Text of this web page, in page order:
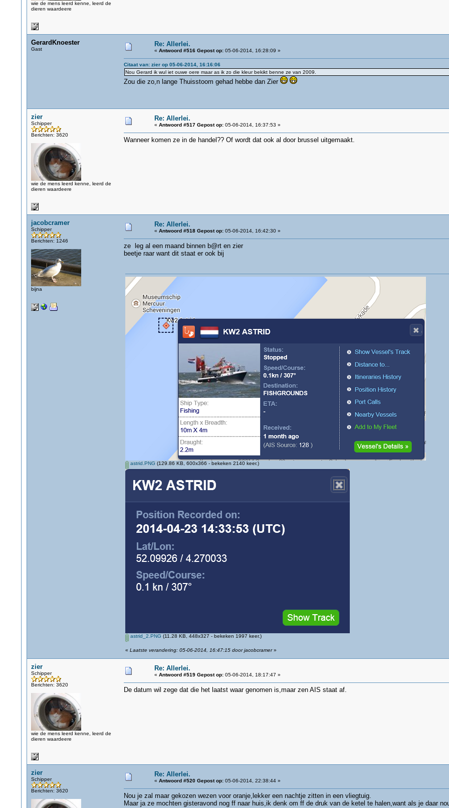
wie de mens leerd kenne, leerd de
dieren waardeere
GerardKnoester
Gast
Re: Allerlei.
« Antwoord #516 Gepost op:05-06-2014, 16:28:09 »
Citaat van: zier op 05-06-2014, 16:16:06
Nou Gerard ik wul iet ouwe oere maar as ik zo die kleur bekikt benne ze van 2009.
Zou die zo,n lange Thuisstoom gehad hebbe dan Zier
zier
Schipper
Berichten: 3620
wie de mens leerd kenne, leerd de
dieren waardeere
Re: Allerlei.
« Antwoord #517 Gepost op:05-06-2014, 16:37:53 »
Wanneer komen ze in de handel?? Of wordt dat ook al door brussel uitgemaakt.
jacobcramer
Schipper
Berichten: 1246
bijna
Re: Allerlei.
« Antwoord #518 Gepost op:05-06-2014, 16:42:30 »
ze leg al een maand binnen b@rt en zier
beetje raar want dit staat er ook bij
astrid.PNG (129.86 KB, 600x366 - bekeken 2140 keer.)
astrid_2.PNG (11.28 KB, 448x327 - bekeken 1997 keer.)
« Laatste verandering: 05-06-2014, 16:47:15 door jacobcramer»
zier
Schipper
Berichten: 3620
wie de mens leerd kenne, leerd de
dieren waardeere
Re: Allerlei.
« Antwoord #519 Gepost op:05-06-2014, 18:17:47 »
De datum wil zege dat die het laatst waar genomen is,maar zen AIS staat af.
zier
Schipper
Berichten: 3620
Re: Allerlei.
« Antwoord #520 Gepost op:05-06-2014, 22:38:44 »
Nou je zal maar gekozen wezen voor oranje,lekker een nachtje zitten in een vliegtuig.
Maar ja ze mochten gisteravond nog ff naar huis,ik denk om ff de druk van de ketel te halen,want als je daar